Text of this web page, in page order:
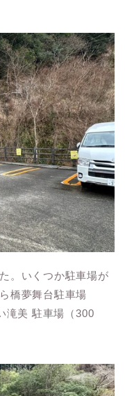
。いくつか駐車場が
橋夢舞台駐車場
滝美 駐車場（300